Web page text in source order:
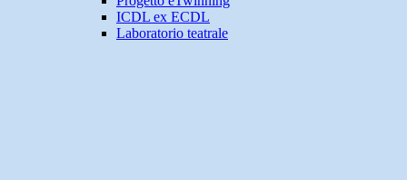
ICDL ex ECDL
Laboratorio teatrale